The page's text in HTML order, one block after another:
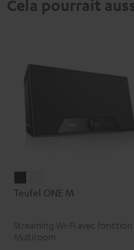
Cela pourrait
ONE
Noir
ONE
Blanc
Teufel ONE M
Streaming Wi-Fi avec fonction
Multiroom